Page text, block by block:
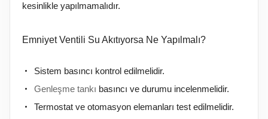
kesinlikle yapılmamalıdır.
Emniyet Ventili Su Akıtıyorsa Ne Yapılmalı?
Sistem basıncı kontrol edilmelidir.
Genleşme tankı basıncı ve durumu incelenmelidir.
Termostat ve otomasyon elemanları test edilmelidir.